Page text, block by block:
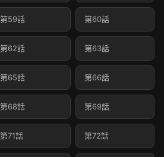
第59話 第60話
第62話 第63話
第65話 第66話
第68話 第69話
第71話 第72話